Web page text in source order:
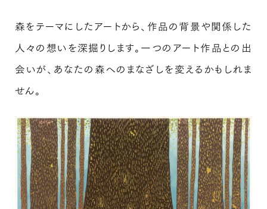
森をテーマにしたアートから、作品の背景や関係した
人々の想いを深掘りします。一つのアート作品との出
会いが、あなたの森へのまなざしを変えるかもしれま
せん。